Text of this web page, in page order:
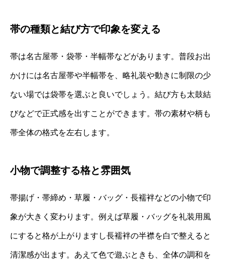
帯の種類と結び方で印象を変える
帯は名古屋帯・袋帯・半幅帯などがあります。普段お出
かけには名古屋帯や半幅帯を、略礼装や動きに制限の少
ない場では袋帯を選ぶと良いでしょう。結び方も太鼓結
びなどで正式感を出すことができます。帯の素材や柄も
帯全体の格式を左右します。
小物で調整する格と雰囲気
帯揚げ・帯締め・草履・バッグ・長襦袢などの小物で印
象が大きく変わります。例えば草履・バッグを礼装用風
にすると格が上がりますし長襦袢の半襟を白で整えると
清潔感が出ます。あえて色で遊ぶときも、全体の調和を